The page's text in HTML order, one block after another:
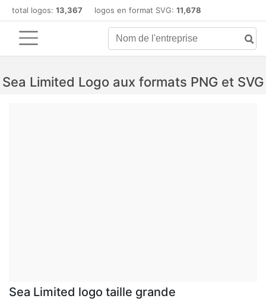
total logos: 13,367 logos en format SVG: 11,678
Sea Limited Logo aux formats PNG et SVG
Sea Limited logo taille grande